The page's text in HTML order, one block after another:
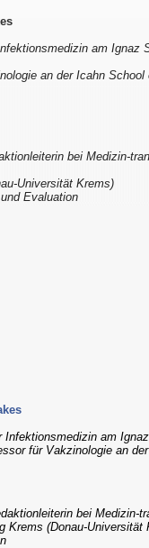
am Ignaz
an der Icahn
bei Medizin-
Universität Krems)
Evaluation
Infektionsmedizin am
für Vakzinologie an
bei Medizin-
Krems (Donau-Universität